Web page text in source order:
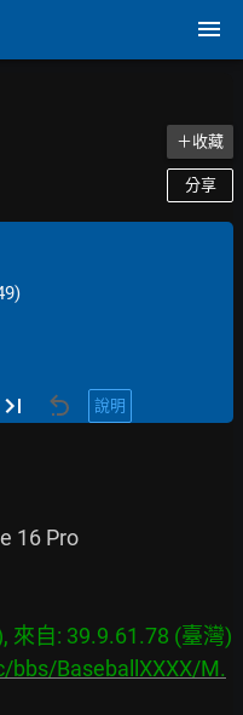
＋收藏
分享
說明
16 Pro
來自: 39.9.61.78 (臺灣)
BaseballXXXX/M.